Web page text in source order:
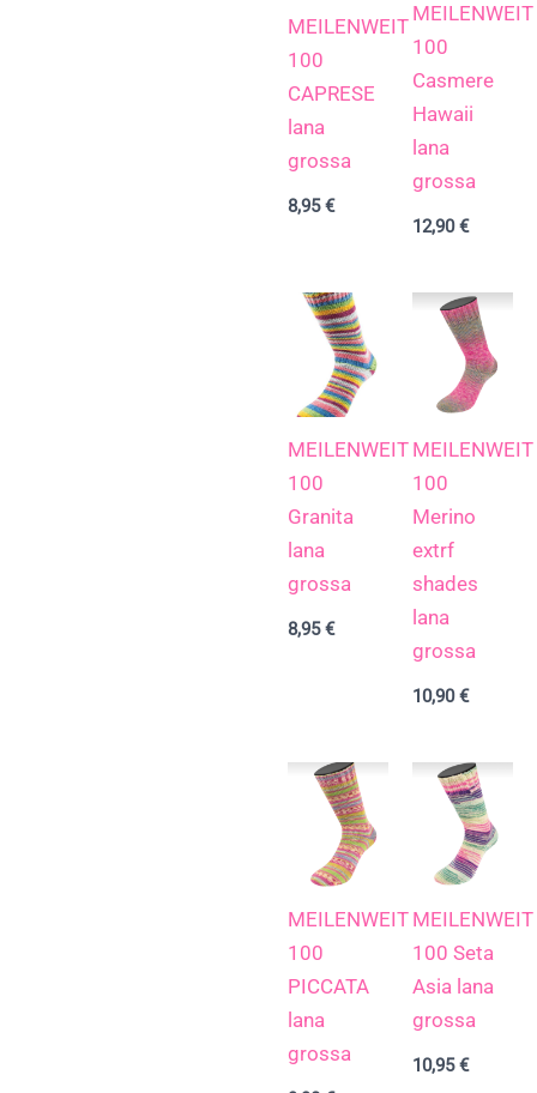
MEILENWEIT
100
CAPRESE
lana
grossa
8,95€
MEILENWEIT
100
Casmere
Hawaii
lana
grossa
12,90€
MEILENWEIT
100
Granita
lana
grossa
8,95€
MEILENWEIT
100
Merino
extrf
shades
lana
grossa
10,90€
MEILENWEIT
100
PICCATA
lana
grossa
MEILENWEIT
100 Seta
Asia lana
grossa
10,95€